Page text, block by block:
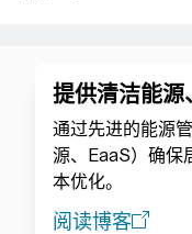
提供清洁能源
通过先进的能源
源、EaaS）确保
本优化。
阅读博客